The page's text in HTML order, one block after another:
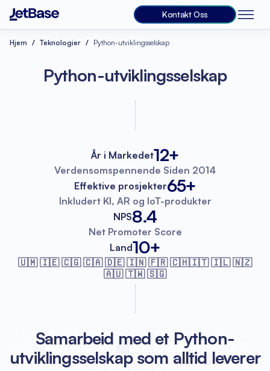
Kontakt Oss
Hjem Teknologier Python-utviklingsselskap
Python-utviklingsselskap
År i Markedet12+
Verdensomspennende Siden 2014
Effektive prosjekter65+
Inkludert KI, AR og IoT-produkter
NPS8.4
Net Promoter Score
Land10+
🇺🇲 🇮🇪 🇨🇬 🇨🇦 🇩🇪 🇮🇳 🇫🇷🇨🇭🇮🇹 🇮🇱 🇳🇿
🇦🇺 🇹🇼 🇸🇬
Samarbeid med et Python-
utviklingsselskap som alltid leverer